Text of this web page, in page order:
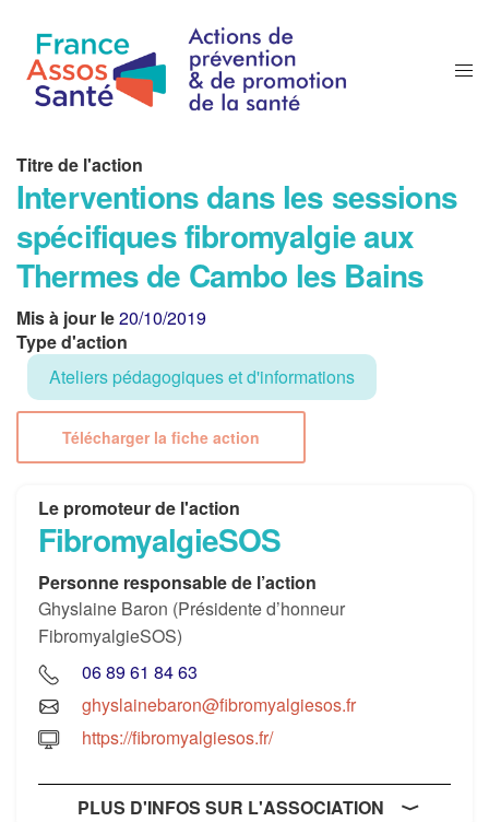
Titre de l'action
Interventions dans les sessions
spécifiques fibromyalgie aux
Thermes de Cambo les Bains
Mis à jour le20/10/2019
Type d'action
Ateliers pédagogiques et d'informations
Télécharger la fiche action
Le promoteur de l'action
FibromyalgieSOS
Personne responsable de l’action
Ghyslaine Baron (Présidente d’honneur
FibromyalgieSOS)
06 89 61 84 63
ghyslainebaron@fibromyalgiesos.fr
https://fibromyalgiesos.fr/
PLUS D'INFOS SUR L'ASSOCIATION